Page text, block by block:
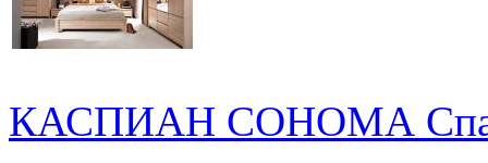
КАСПИАН СОНОМА